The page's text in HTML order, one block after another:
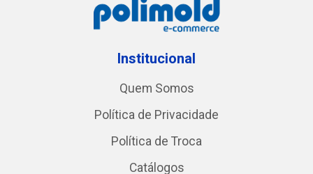
Institucional
Quem Somos
Política de Privacidade
Política de Troca
Catálogos